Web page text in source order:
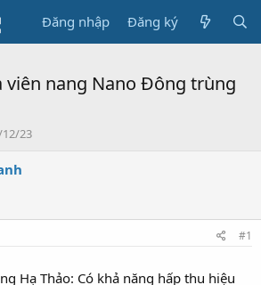
Đăng nhập Đăng ký
viên nang Nano Đông trùng
23
#1
Hạ Thảo: Có khả năng hấp thu hiệu